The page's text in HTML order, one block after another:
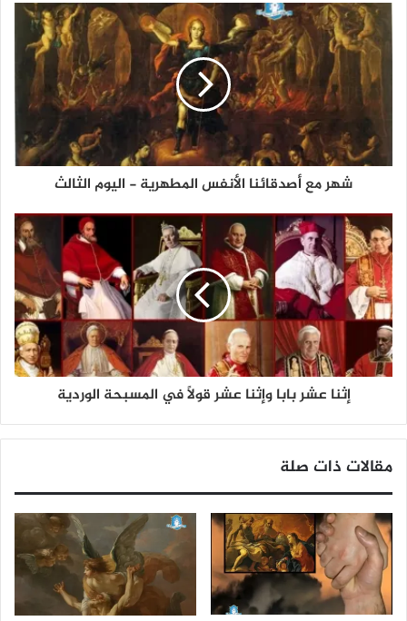
شهر مع أصدقائنا الأنفس المطهرية - اليوم الثالث
إثنا عشر بابا وإثنا عشر قولاً في المسبحة الوردية
مقالات ذات صلة